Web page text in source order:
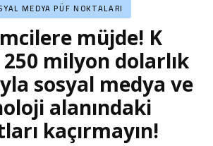
MEDYA PÜF NOKTALARI
müjde! K
250 milyon dolarlık
sosyal medya ve
alanındaki
kaçırmayın!